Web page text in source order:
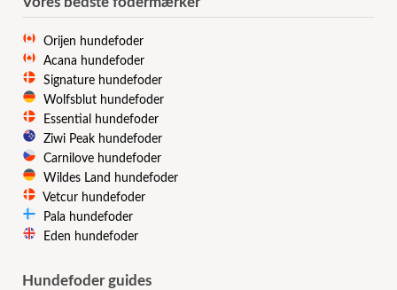
Orijen hundefoder
Acana hundefoder
Signature hundefoder
Wolfsblut hundefoder
Essential hundefoder
Ziwi Peak hundefoder
Carnilove hundefoder
Wildes Land hundefoder
Vetcur hundefoder
Pala hundefoder
Eden hundefoder
Hundefoder guides